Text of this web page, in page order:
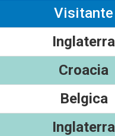
Visitante
Inglaterra
Croacia
Belgica
Inglaterra